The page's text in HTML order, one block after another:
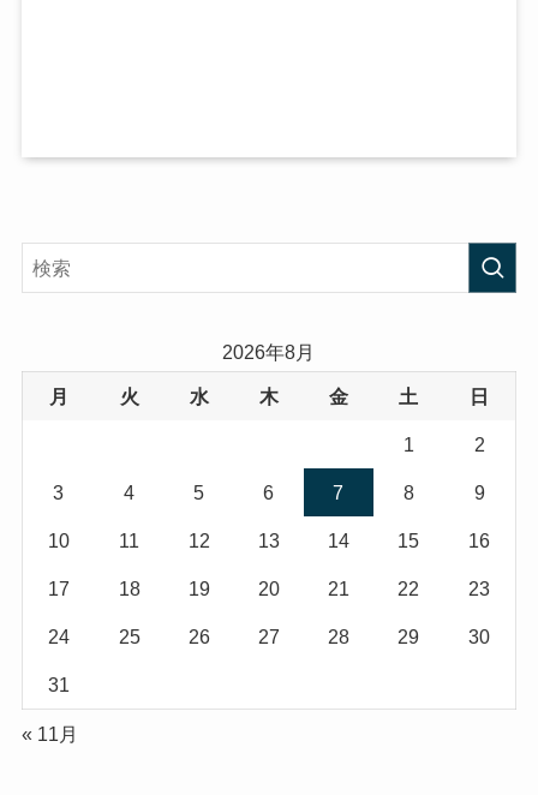
2026年8月
月 火 水 木 金 土 日
1 2
3 4 5 6 7 8 9
10 11 12 13 14 15 16
17 18 19 20 21 22 23
24 25 26 27 28 29 30
31
« 11月